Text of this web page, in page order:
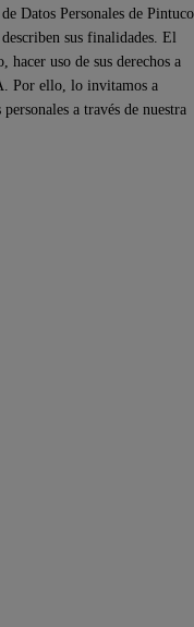
Datos Personales de Pintuco
sus finalidades. El
uso de sus derechos a
Por ello, lo invitamos a
a través de nuestra